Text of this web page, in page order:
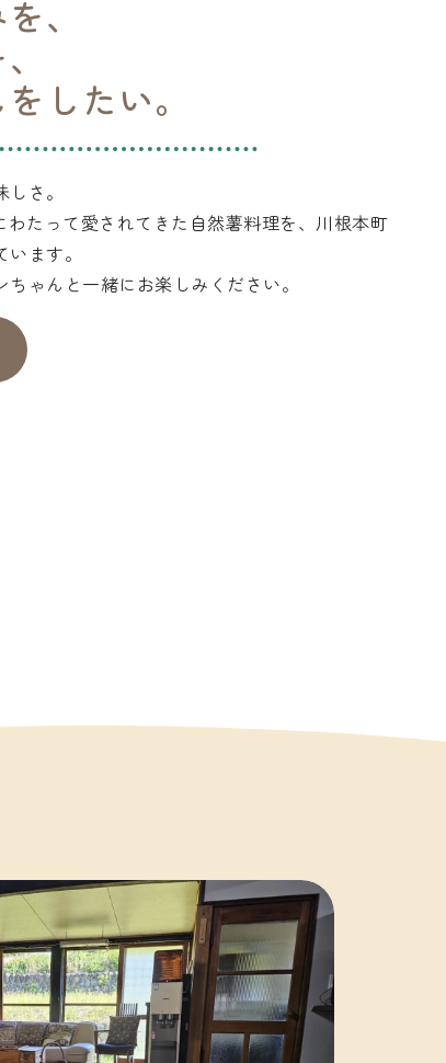
、
したい。
さ。
わたって愛されてきた自然薯料理を、川根本町
ます。
ゃんと一緒にお楽しみください。